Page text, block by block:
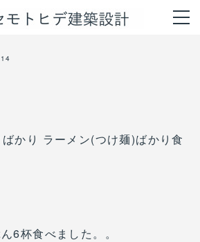
かり ラーメン(つけ麺)ばかり食
6杯食べました。。